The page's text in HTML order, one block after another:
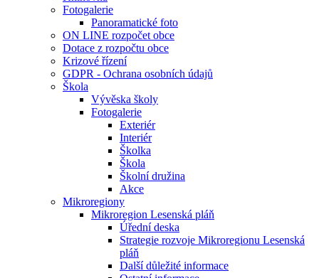
Fotogalerie
Panoramatické foto
ON LINE rozpočet obce
Dotace z rozpočtu obce
Krizové řízení
GDPR - Ochrana osobních údajů
Škola
Vývěska školy
Fotogalerie
Exteriér
Interiér
Školka
Škola
Školní družina
Akce
Mikroregiony
Mikroregion Lesenská pláň
Úřední deska
Strategie rozvoje Mikroregionu Lesenská
pláň
Další důležité informace